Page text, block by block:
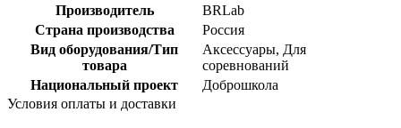
Производитель
BRLab
Страна производства
Россия
Вид оборудования/Тип
товара
Аксессуары, Для
соревнований
Национальный проект
Доброшкола
Условия оплаты и доставки